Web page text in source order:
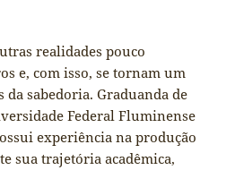
realidades pouco
e, com isso, se tornam um
da sabedoria. Graduanda de
Federal Fluminense
experiência na produção
sua trajetória acadêmica,